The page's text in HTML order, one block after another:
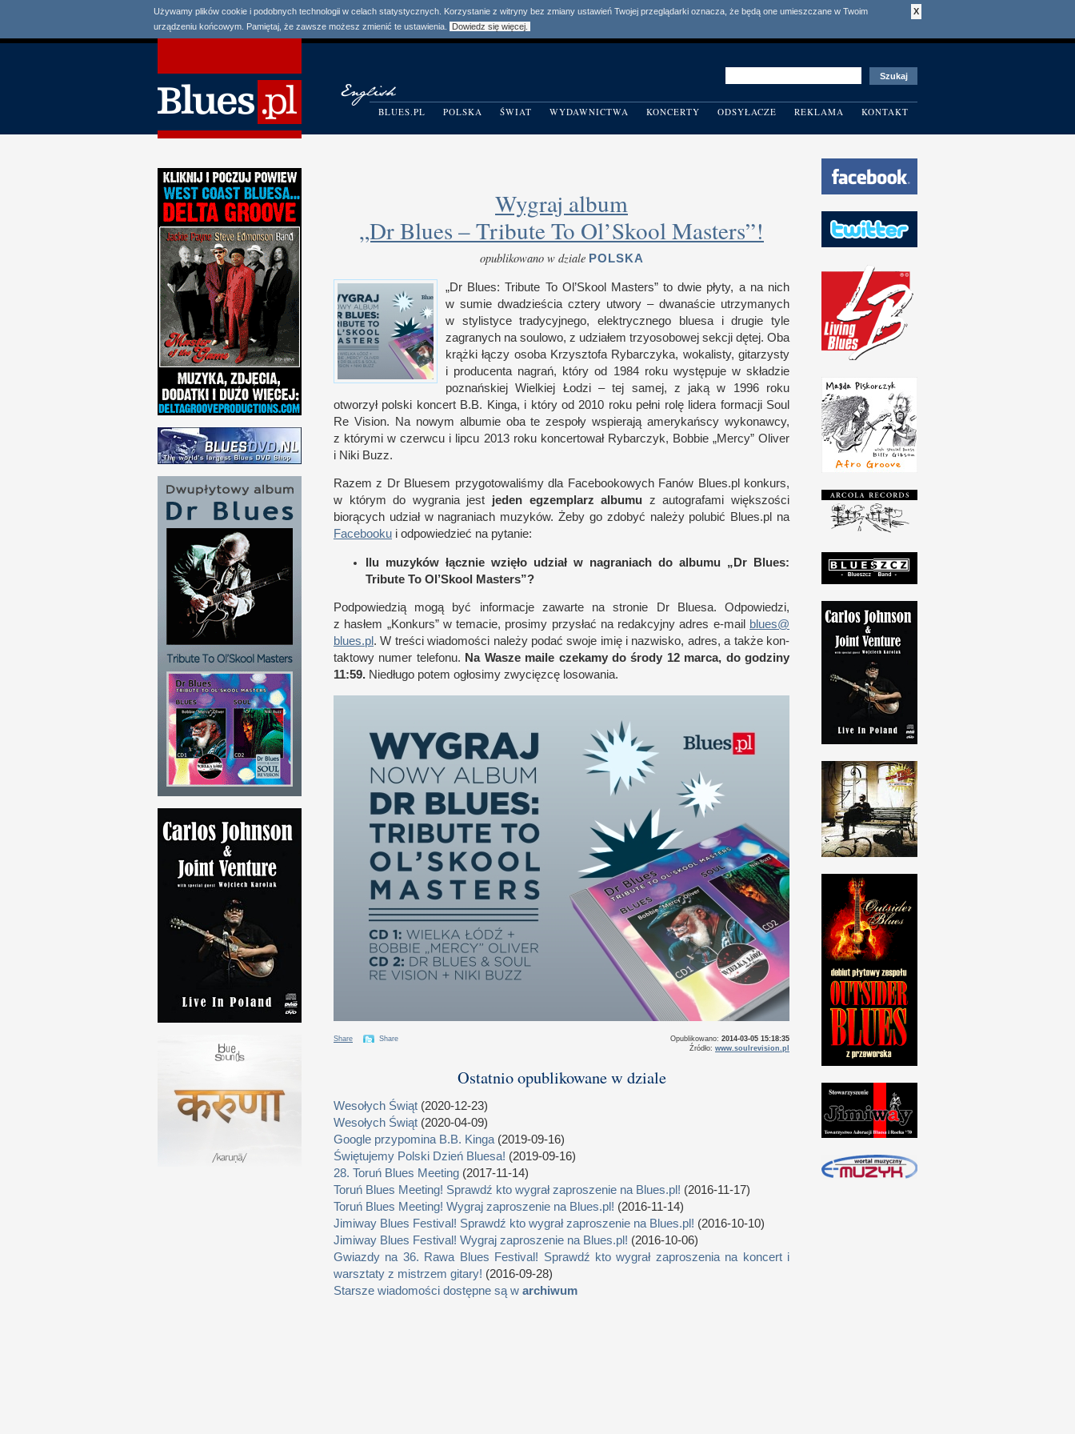
X
Używamy plików cookie i podobnych technologii w celach statystycznych. Korzystanie z witryny bez zmiany ustawień Twojej przeglądarki oznacza, że będą one umieszczane w Twoim
urządzeniu końcowym. Pamiętaj, że zawsze możesz zmienić te ustawienia.
Dowiedz się więcej.
BLUES.PL POLSKA ŚWIAT WYDAWNICTWA KONCERTY ODSYŁACZE REKLAMA KONTAKT
Wygraj album
„Dr Blues – Tribute To Ol’Skool Masters”!
opublikowano w dziale POLSKA
„Dr Blues: Tribute To Ol’Skool Masters” to dwie płyty, a na nich
w sumie dwadzie­ścia cztery utwory – dwana­ście utrzymanych
w stylistyce tradycyj­nego, elek­trycz­nego bluesa i drugie tyle
zagranych na soulowo, z udziałem trzyosobowej sek­cji dętej. Oba
krążki łączy osoba Krzysz­tofa Rybar­czyka, wokalisty, gitarzysty
i producenta nagrań, który od 1984 roku występuje w składzie
poznań­skiej Wiel­kiej Łodzi – tej samej, z jakąw 1996 roku
otworzył pol­ski kon­cert B.B. Kinga, i który od 2010 roku pełni rolę lidera for­macji Soul
Re Vision. Na nowym albumie oba te zespoły wspierają amerykań­scy wykonawcy,
z którymiw czerwcu i lipcu 2013 roku kon­cer­tował Rybar­czyk, Bob­bie „Mercy” Oliver
i Niki Buzz.
Razemz Dr Bluesem przy­gotowaliśmy dla Facebookowych Fanów Blues​.pl kon­kurs,
w którym do wygrania jest jeden egzem­plarz albumu z autografami więk­szo­ści
biorących udział w nagraniach muzyków. Żeby go zdobyć należy polubić Blues​.pl na
Facebooku i odpowiedzieć na pytanie:
Ilu muzyków łącz­nie wzięło udział w nagraniach do albumu „Dr Blues:
Tribute To Ol’Skool Masters”?
Pod­powiedzią mogą być infor­macje zawarte na stronie Dr Bluesa. Odpowiedzi,
z hasłem „Kon­kurs” w temacie, prosimy przy­słać na redak­cyjny adres e-​mail
blues@​
blues.​pl .W tre­ści wiadomo­ści należy podać swoje imię i nazwisko, adres,a także kon­
tak­towy numer telefonu. Na Wasze maile czekamy do środy 12 marca, do godziny
11:59. Nie­długo potem ogłosimy zwycięzcę losowania.
Share Share Opublikowano: 2014-03-05 15:18:35
Źródło: www.soulrevision.pl
Ostatnio opublikowane w dziale
Wesołych Świąt (2020-12-23)
Wesołych Świąt (2020-04-09)
Google przypomina B.B. Kinga (2019-09-16)
Świętujemy Polski Dzień Bluesa! (2019-09-16)
28. Toruń Blues Meeting (2017-11-14)
Toruń Blues Meeting! Sprawdź kto wygrał zaproszenie na Blues.pl! (2016-11-17)
Toruń Blues Meeting! Wygraj zaproszenie na Blues.pl! (2016-11-14)
Jimiway Blues Festival! Sprawdź kto wygrał zaproszenie na Blues.pl! (2016-10-10)
Jimiway Blues Festival! Wygraj zaproszenie na Blues.pl! (2016-10-06)
Gwiazdy na 36. Rawa Blues Festival! Sprawdź kto wygrał zaproszenia na koncert i
warsztaty z mistrzem gitary! (2016-09-28)
Starsze wiadomości dostępne są w archiwum